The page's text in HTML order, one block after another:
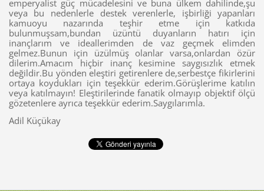
emperyalist güç mücadelesini ve buna ülkem dahilinde,şu
veya bu nedenlerle destek verenlerle, işbirliği yapanları
kamuoyu nazarında teşhir etme için katkıda
bulunmuşsam,bundan üzüntü duyanların hatırı için
inançlarım ve ideallerimden de vaz geçmek elimden
gelmez.Bunun için üzülmüş olanlar varsa,onlardan özür
dilerim.Amacım hiçbir inanç kesimine saygısızlık etmek
değildir.Bu yönden eleştiri getirenlere de,serbestçe fikirlerini
ortaya koydukları için teşekkür ederim.Görüşlerime katılın
veya katılmayın! Eleştirilerinde fanatik olmayıp objektif ölçü
gözetenlere ayrıca teşekkür ederim.Saygılarımla.
Adil Küçükay